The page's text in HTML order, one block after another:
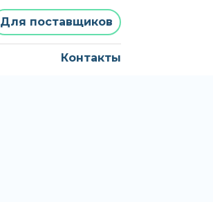
Для поставщиков
Контакты